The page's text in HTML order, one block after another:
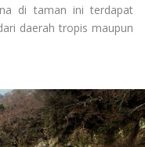
di taman ini terdapat
daerah tropis maupun